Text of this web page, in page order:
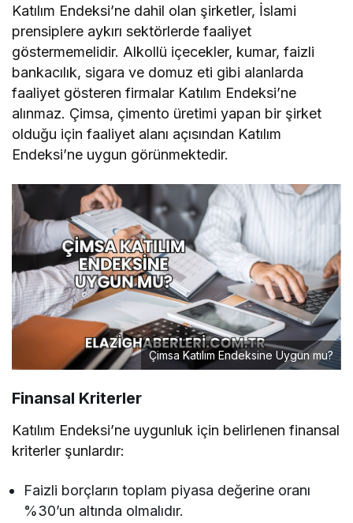
Katılım Endeksi’ne dahil olan şirketler, İslami
prensiplere aykırı sektörlerde faaliyet
göstermemelidir. Alkollü içecekler, kumar, faizli
bankacılık, sigara ve domuz eti gibi alanlarda
faaliyet gösteren firmalar Katılım Endeksi’ne
alınmaz. Çimsa, çimento üretimi yapan bir şirket
olduğu için faaliyet alanı açısından Katılım
Endeksi’ne uygun görünmektedir.
Çimsa Katılım Endeksine Uygun mu?
Finansal Kriterler
Katılım Endeksi’ne uygunluk için belirlenen finansal
kriterler şunlardır:
Faizli borçların toplam piyasa değerine oranı
%30’un altında olmalıdır.